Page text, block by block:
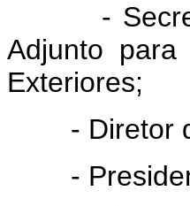
-
Adjunto para
Exteriores;
- Diretor de
-